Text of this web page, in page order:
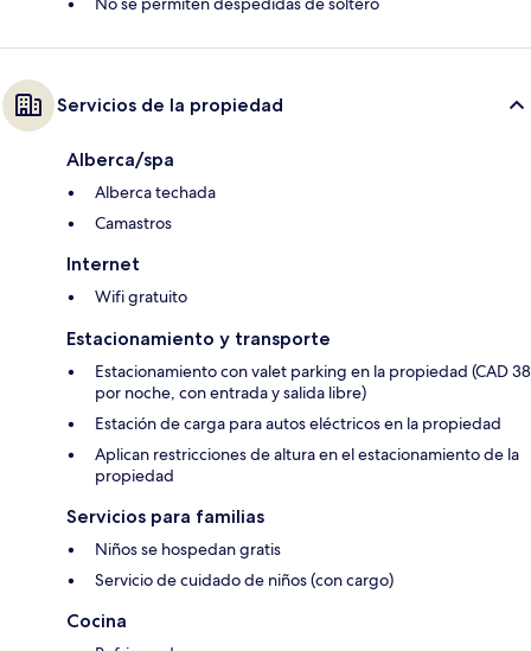
Servicios de la propiedad
Alberca/spa
Alberca techada
Camastros
Internet
Wifi gratuito
Estacionamiento y transporte
Estacionamiento con valet parking en la propiedad (CAD 38
por noche, con entrada y salida libre)
Estación de carga para autos eléctricos en la propiedad
Aplican restricciones de altura en el estacionamiento de la
propiedad
Servicios para familias
Niños se hospedan gratis
Servicio de cuidado de niños (con cargo)
Cocina